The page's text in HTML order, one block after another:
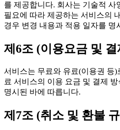
를 제공합니다. 회사는 기술적 사
필요에 따라 제공하는 서비스의
경우 변경 내용과 적용 일자를 명
제6조 (이용요금 및 결
서비스는 무료와 유료(이용권 등
료 서비스의 이용 요금 및 결제
명시된 바에 따릅니다.
제7조 (취소 및 환불